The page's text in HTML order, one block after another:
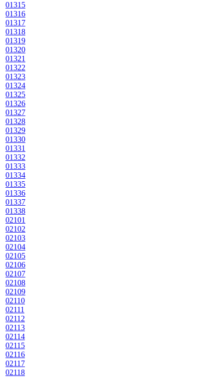
01315
01316
01317
01318
01319
01320
01321
01322
01323
01324
01325
01326
01327
01328
01329
01330
01331
01332
01333
01334
01335
01336
01337
01338
02101
02102
02103
02104
02105
02106
02107
02108
02109
02110
02111
02112
02113
02114
02115
02116
02117
02118